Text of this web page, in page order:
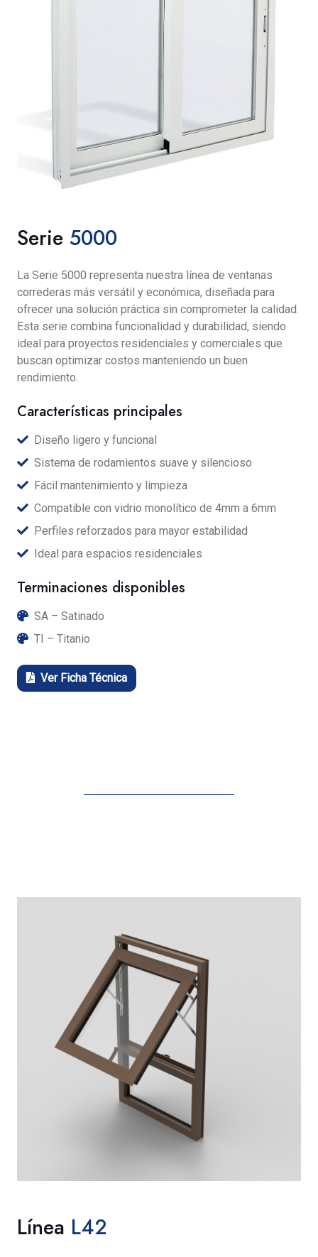
Serie 5000
La Serie 5000 representa nuestra línea de ventanas
correderas más versátil y económica, diseñada para
ofrecer una solución práctica sin comprometer la calidad.
Esta serie combina funcionalidad y durabilidad, siendo
ideal para proyectos residenciales y comerciales que
buscan optimizar costos manteniendo un buen
rendimiento.
Características principales
Diseño ligero y funcional
Sistema de rodamientos suave y silencioso
Fácil mantenimiento y limpieza
Compatible con vidrio monolítico de 4mm a 6mm
Perfiles reforzados para mayor estabilidad
Ideal para espacios residenciales
Terminaciones disponibles
SA – Satinado
TI – Titanio
Ver Ficha Técnica
Línea L42